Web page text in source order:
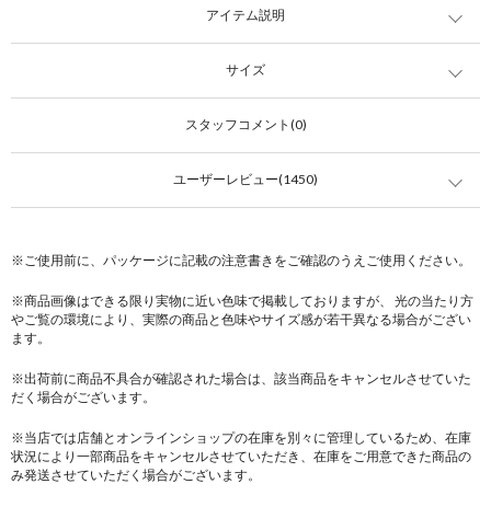
アイテム説明
サイズ
スタッフコメント(0)
ユーザーレビュー(1450)
※ご使用前に、パッケージに記載の注意書きをご確認のうえご使用ください。
※商品画像はできる限り実物に近い色味で掲載しておりますが、 光の当たり方
やご覧の環境により、実際の商品と色味やサイズ感が若干異なる場合がござい
ます。
※出荷前に商品不具合が確認された場合は、該当商品をキャンセルさせていた
だく場合がございます。
※当店では店舗とオンラインショップの在庫を別々に管理しているため、在庫
状況により一部商品をキャンセルさせていただき、在庫をご用意できた商品の
み発送させていただく場合がございます。